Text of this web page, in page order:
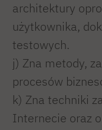
architektury
użytkownika,
testowych.
j) Zna metody,
procesów
k) Zna techniki
Internecie oraz